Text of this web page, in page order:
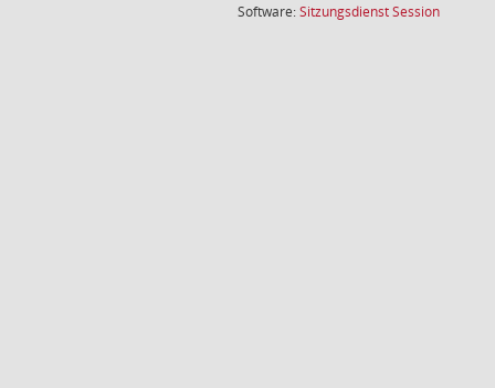
Software:SitzungsdienstSession(Wird in